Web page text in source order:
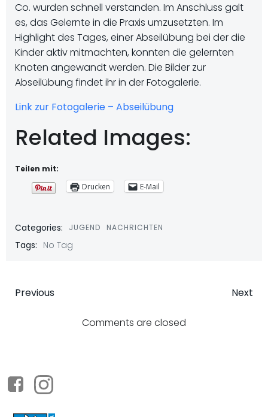
Co. wurden schnell verstanden. Im Anschluss galt
es, das Gelernte in die Praxis umzusetzten. Im
Highlight des Tages, einer Abseilübung bei der die
Kinder aktiv mitmachten, konnten die gelernten
Knoten angewandt werden. Die Bilder zur
Abseilübung findet ihr in der Fotogalerie.
Link zur Fotogalerie – Abseilübung
Related Images:
Teilen mit:
Drucken
E-Mail
Categories: JUGEND NACHRICHTEN
Tags: No Tag
Beitragsnavigation
Previous Next
Comments are closed